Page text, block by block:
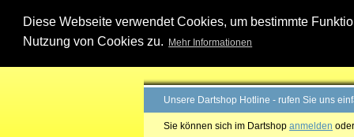
Diese Webseite verwendet Cookies, um bestimmte
Nutzung von Cookies zu.
Mehr Informationen
Unsere Dartshop Hotline - rufen Sie uns
Sie können sich im Dartshop anmelden